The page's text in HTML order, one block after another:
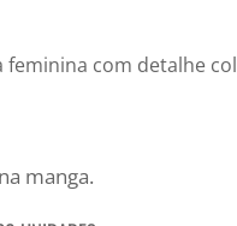
feminina com detalhe
manga.